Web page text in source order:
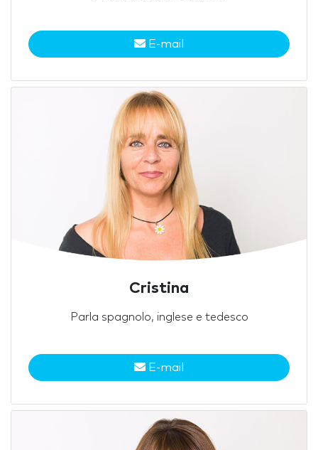
E-mail
Cristina
Parla spagnolo, inglese e tedesco
E-mail